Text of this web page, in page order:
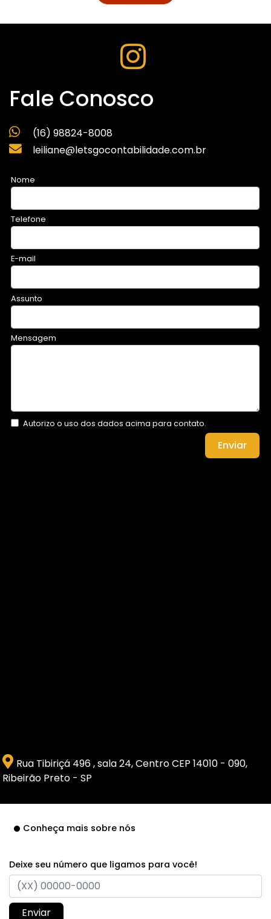
Fale Conosco
(16) 98824-8008
leiliane@letsgocontabilidade.com.br
Nome
Telefone
E-mail
Assunto
Mensagem
Autorizo o uso dos dados acima para contato.
Enviar
Rua Tibiriçá 496 , sala 24, Centro CEP 14010 - 090,
Ribeirão Preto - SP
Conheça mais sobre nós
Deixe seu número que ligamos para você!
Enviar